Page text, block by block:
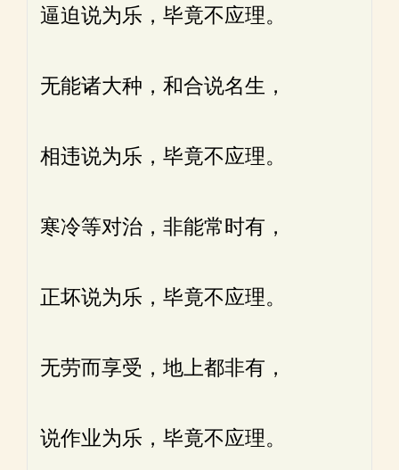
逼迫说为乐，毕竟不应理。
无能诸大种，和合说名生，
相违说为乐，毕竟不应理。
寒冷等对治，非能常时有，
正坏说为乐，毕竟不应理。
无劳而享受，地上都非有，
说作业为乐，毕竟不应理。